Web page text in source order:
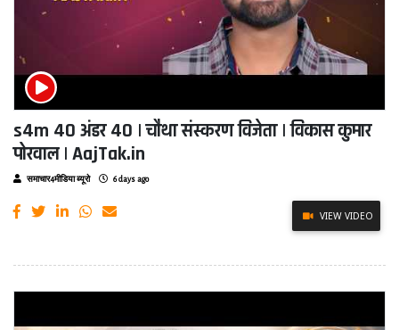
s4m 40 अंडर 40 | चौथा संस्करण विजेता | विकास कुमार
पोरवाल | AajTak.in
समाचार4मीडिया ब्यूरो 6 days ago
VIEW VIDEO